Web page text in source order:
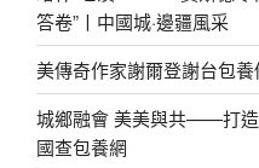
答卷”丨中國城·邊疆風采
美傳奇作家謝爾登謝台包
城鄉融會 美美與共——打造
國查包養網